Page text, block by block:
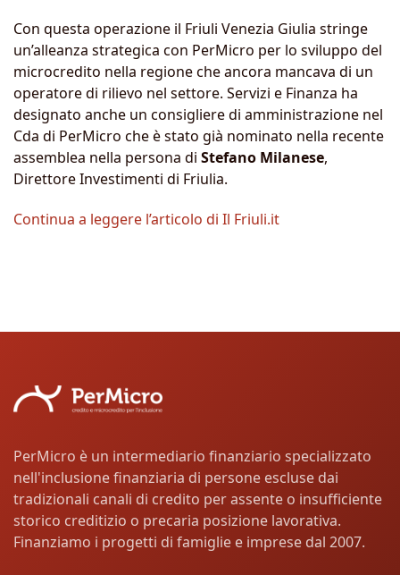
Con questa operazione il Friuli Venezia Giulia stringe
un’alleanza strategica con PerMicro per lo sviluppo del
microcredito nella regione che ancora mancava di un
operatore di rilievo nel settore. Servizi e Finanza ha
designato anche un consigliere di amministrazione nel
Cda di PerMicro che è stato già nominato nella recente
assemblea nella persona di Stefano Milanese,
Direttore Investimenti di Friulia.
Continua a leggere l’articolo di Il Friuli.it
PerMicro è un intermediario finanziario specializzato
nell'inclusione finanziaria di persone escluse dai
tradizionali canali di credito per assente o insufficiente
storico creditizio o precaria posizione lavorativa.
Finanziamo i progetti di famiglie e imprese dal 2007.